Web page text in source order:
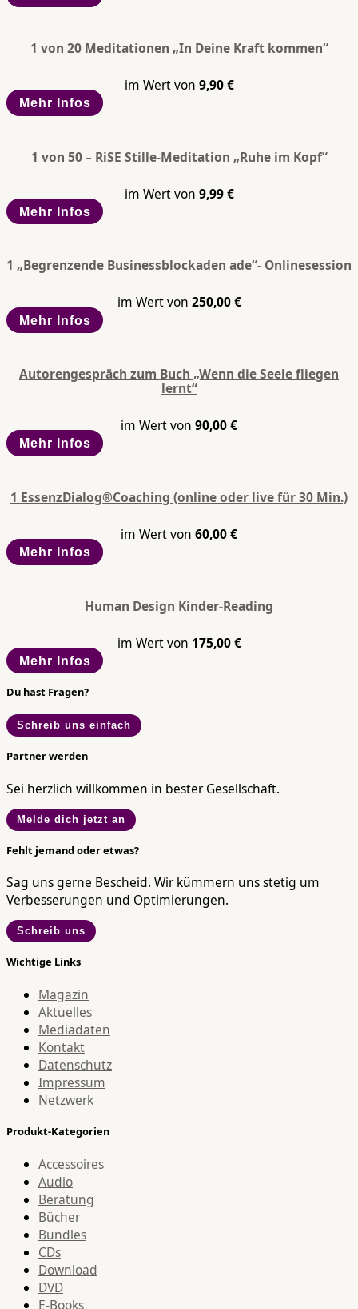
1 von 20 Meditationen „In Deine Kraft kommen“
im Wert von 9,90€
Mehr Infos
1 von 50 – RiSE Stille-Meditation „Ruhe im Kopf“
im Wert von 9,99€
Mehr Infos
1 „Begrenzende Businessblockaden ade“- Onlinesession
im Wert von 250,00€
Mehr Infos
Autorengespräch zum Buch „Wenn die Seele fliegen
lernt“
im Wert von 90,00€
Mehr Infos
1 EssenzDialog®Coaching (online oder live für 30 Min.)
im Wert von 60,00€
Mehr Infos
Human Design Kinder-Reading
im Wert von 175,00€
Mehr Infos
Du hast Fragen?
Schreib uns einfach
Partner werden
Sei herzlich willkommen in bester Gesellschaft.
Melde dich jetzt an
Fehlt jemand oder etwas?
Sag uns gerne Bescheid. Wir kümmern uns stetig um
Verbesserungen und Optimierungen.
Schreib uns
Wichtige Links
Magazin
Aktuelles
Mediadaten
Kontakt
Datenschutz
Impressum
Netzwerk
Produkt-Kategorien
Accessoires
Audio
Beratung
Bücher
Bundles
CDs
Download
DVD
E-Books